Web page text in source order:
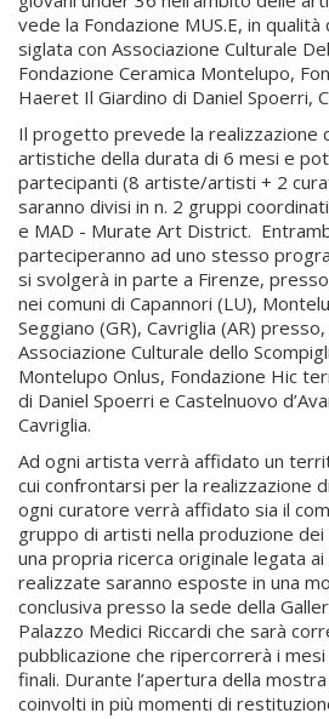
vede la Fondazione MUS.E, in qualità
siglata con Associazione Culturale
Fondazione Ceramica Montelupo,
Haeret Il Giardino di Daniel Spoerri,
Il progetto prevede la realizzazione
artistiche della durata di 6 mesi e
partecipanti (8 artiste/artisti + 2
saranno divisi in n. 2 gruppi
e MAD - Murate Art District.
parteciperanno ad uno stesso
si svolgerà in parte a Firenze,
nei comuni di Capannori (LU),
Seggiano (GR), Cavriglia (AR)
Associazione Culturale dello
Montelupo Onlus, Fondazione Hic
di Daniel Spoerri e Castelnuovo
Cavriglia.
Ad ogni artista verrà affidato un
cui confrontarsi per la realizzazione
ogni curatore verrà affidato sia il
gruppo di artisti nella produzione
una propria ricerca originale legata
realizzate saranno esposte in una
conclusiva presso la sede della
Palazzo Medici Riccardi che sarà
pubblicazione che ripercorrerà i
finali. Durante l’apertura della
coinvolti in più momenti di